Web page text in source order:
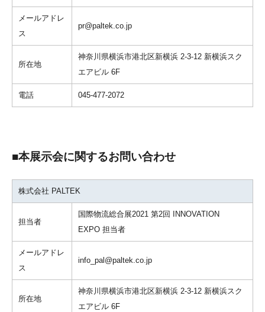
メールアドレ
ス
pr@paltek.co.jp
所在地
神奈川県横浜市港北区新横浜 2-3-12 新横浜スク
エアビル 6F
電話 045-477-2072
■本展示会に関するお問い合わせ
株式会社 PALTEK
担当者
国際物流総合展2021 第2回 INNOVATION
EXPO 担当者
メールアドレ
ス
info_pal@paltek.co.jp
所在地
神奈川県横浜市港北区新横浜 2-3-12 新横浜スク
エアビル 6F